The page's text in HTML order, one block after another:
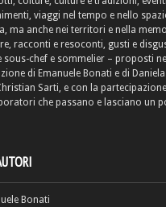
viaggi nel tempo e nello
ma anche nei territori e nella
racconti e resoconti, gusti e
sous-chef e sommelier – proposti
di Emanuele Bonati e di
Sarti, e con la
che passano e lasciano un
Bonati